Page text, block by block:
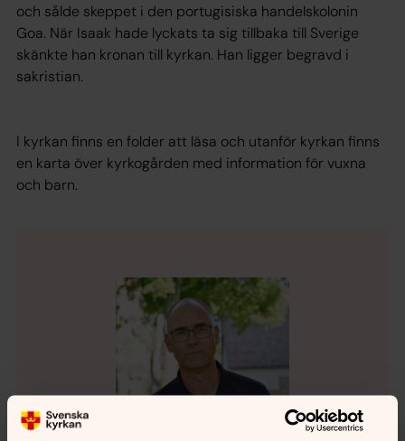
och sålde skeppet i den portugisiska handelskolonin
Goa. När Isaak hade lyckats ta sig tillbaka till Sverige
skänkte han kronan till kyrkan. Han ligger begravd i
sakristian.
I kyrkan finns en folder att läsa och utanför kyrkan finns
en karta över kyrkogården med information för vuxna
och barn.